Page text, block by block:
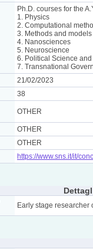
Ph.D. courses for the
1. Physics
2. Computational
3. Methods and
4. Nanosciences
5. Neuroscience
6. Political Science
7. Transnational
21/02/2023
38
OTHER
OTHER
OTHER
https://www.sns.it/it/
Early stage researcher